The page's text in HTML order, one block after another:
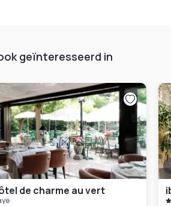
geïnteresseerd in
de charme au vert